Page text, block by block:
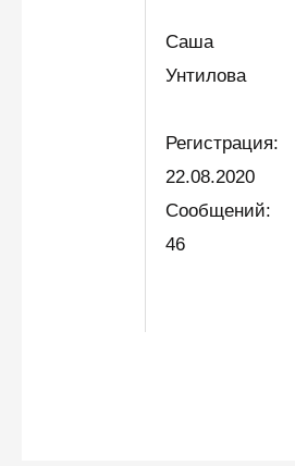
Саша
Унтилова
Регистрация:
22.08.2020
Сообщений:
46